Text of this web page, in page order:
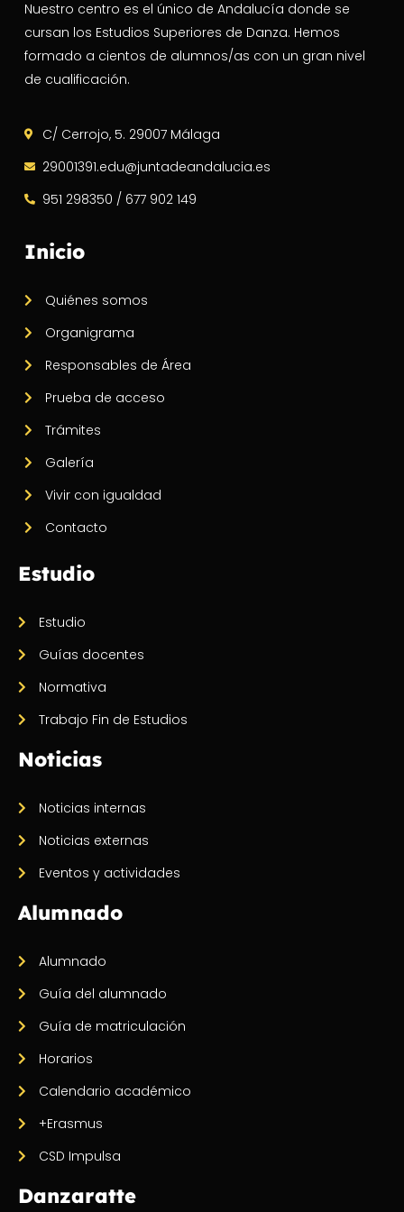
Nuestro centro es el único de Andalucía donde se
cursan los Estudios Superiores de Danza. Hemos
formado a cientos de alumnos/as con un gran nivel
de cualificación.
C/ Cerrojo, 5. 29007 Málaga
29001391.edu@juntadeandalucia.es
951 298350 / 677 902 149
Inicio
Quiénes somos
Organigrama
Responsables de Área
Prueba de acceso
Trámites
Galería
Vivir con igualdad
Contacto
Estudio
Estudio
Guías docentes
Normativa
Trabajo Fin de Estudios
Noticias
Noticias internas
Noticias externas
Eventos y actividades
Alumnado
Alumnado
Guía del alumnado
Guía de matriculación
Horarios
Calendario académico
+Erasmus
CSD Impulsa
Danzaratte